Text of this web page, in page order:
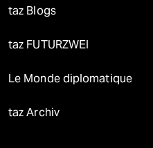
taz Blogs
taz FUTURZWEI
Le Monde diplomatique
taz Archiv